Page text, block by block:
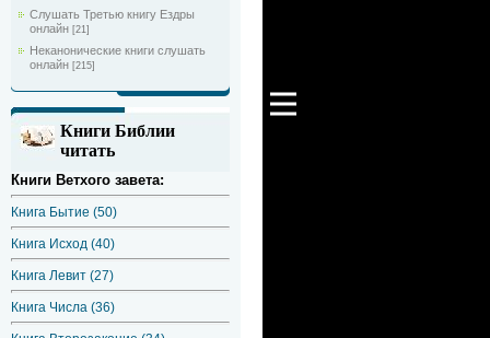
Слушать Третью книгу Ездры
онлайн [21]
Неканонические книги слушать
онлайн [215]
Книги Библии
читать
Книги Ветхого завета:
Книга Бытие (50)
Книга Исход (40)
Книга Левит (27)
Книга Числа (36)